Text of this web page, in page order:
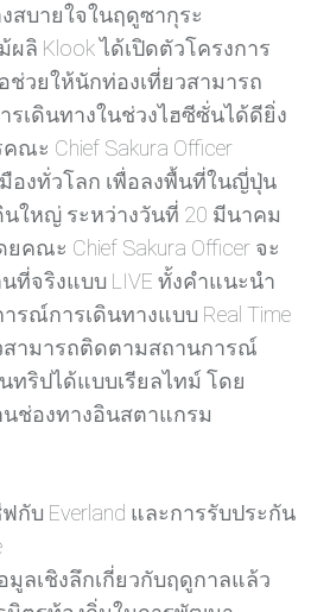
สบายใจในฤดูซากุระ
ลิ Klook ได้เปิดตัวโครงการ
อช่วยให้นักท่องเที่ยวสามารถ
เดินทางในช่วงไฮซีซั่นได้ดียิ่ง
ะ Chief Sakura Officer
องทั่วโลก เพื่อลงพื้นที่ในญี่ปุ่น
ใหญ่ ระหว่างวันที่ 20 มีนาคม
คณะ Chief Sakura Officer จะ
ที่จริงแบบ LIVE ทั้งคำแนะนำ
รณ์การเดินทางแบบ Real Time
สามารถติดตามสถานการณ์
ทริปได้แบบเรียลไทม์ โดย
ช่องทางอินสตาแกรม
บ Everland และการรับประกัน
ลเชิงลึกเกี่ยวกับฤดูกาลแล้ว